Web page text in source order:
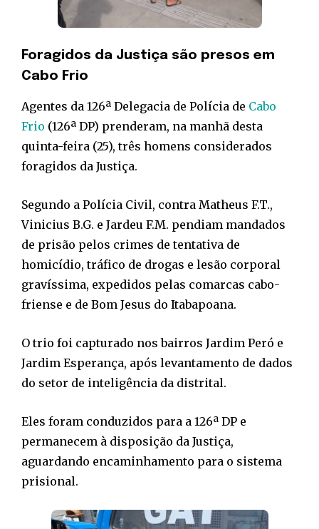
Foragidos da Justiça são presos em
Cabo Frio
Agentes da 126ª Delegacia de Polícia de Cabo
Frio (126ª DP) prenderam, na manhã desta
quinta-feira (25), três homens considerados
foragidos da Justiça.
Segundo a Polícia Civil, contra Matheus F.T.,
Vinicius B.G. e Jardeu F.M. pendiam mandados
de prisão pelos crimes de tentativa de
homicídio, tráfico de drogas e lesão corporal
gravíssima, expedidos pelas comarcas cabo-
friense e de Bom Jesus do Itabapoana.
O trio foi capturado nos bairros Jardim Peró e
Jardim Esperança, após levantamento de dados
do setor de inteligência da distrital.
Eles foram conduzidos para a 126ª DP e
permanecem à disposição da Justiça,
aguardando encaminhamento para o sistema
prisional.